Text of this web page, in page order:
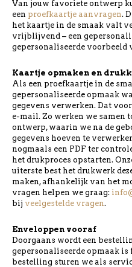
Van jouw favoriete ontwerp
een proefkaartje aanvragen.
het kaartje in de smaak valt
vrijblijvend – een
gepersonaliseerde voorbeeld
Kaartje opmaken en
Als een proefkaartje in de
gepersonaliseerde opmaak
gegevens verwerken. Dat
e-mail. Zo werken we samen
ontwerp, waarin we na de
gegevens hoeven te
nogmaals een PDF ter
het drukproces opstarten.
uiterste best het drukwerk
maken, afhankelijk van het
vragen helpen we graag:
bij veelgestelde vragen.
Enveloppen vooraf
Doorgaans wordt een
gepersonaliseerde opmaak
bestelling sturen we als